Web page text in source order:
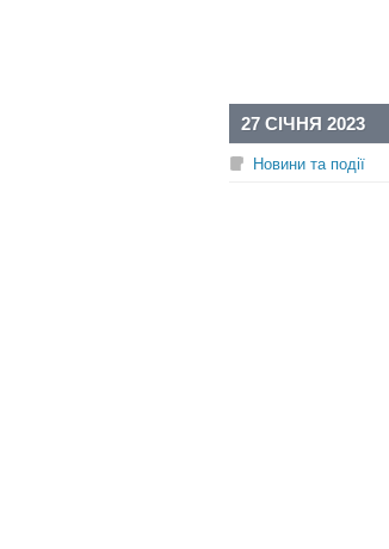
27 СІЧНЯ 2023
Новини та події